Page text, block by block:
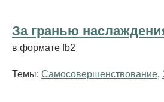
За гранью
в формате fb2
Темы: Самосовершенствование